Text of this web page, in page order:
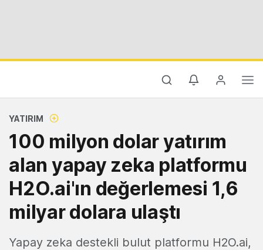
YATIRIM
100 milyon dolar yatırım
alan yapay zeka platformu
H2O.ai'ın değerlemesi 1,6
milyar dolara ulaştı
Yapay zeka destekli bulut platformu H2O.ai,